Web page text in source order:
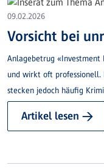
09.02.2026
Vorsicht bei
Anlagebetrug «Investment
und wirkt oft professionell.
stecken jedoch häufig
Artikel lesen →